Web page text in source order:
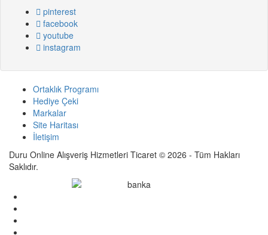
pinterest
facebook
youtube
instagram
Ortaklık Programı
Hediye Çeki
Markalar
Site Haritası
İletişim
Duru Online Alışveriş Hizmetleri Ticaret © 2026 - Tüm Hakları
Saklıdır.